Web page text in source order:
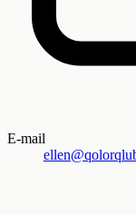
E-mail